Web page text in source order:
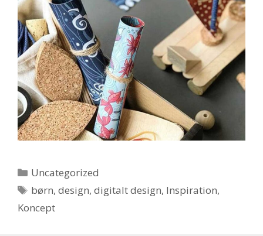
Kategorier
Uncategorized
Tags
børn,design,digitalt design, Inspiration,
Koncept